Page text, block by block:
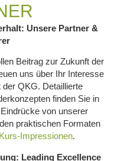
Unsere Partner &
Beitrag zur Zukunft der
uns über Ihr Interesse
QKG. Detaillierte
finden Sie in
von unserer
praktischen Formaten
Kurs-Impressionen.
Leading Excellence